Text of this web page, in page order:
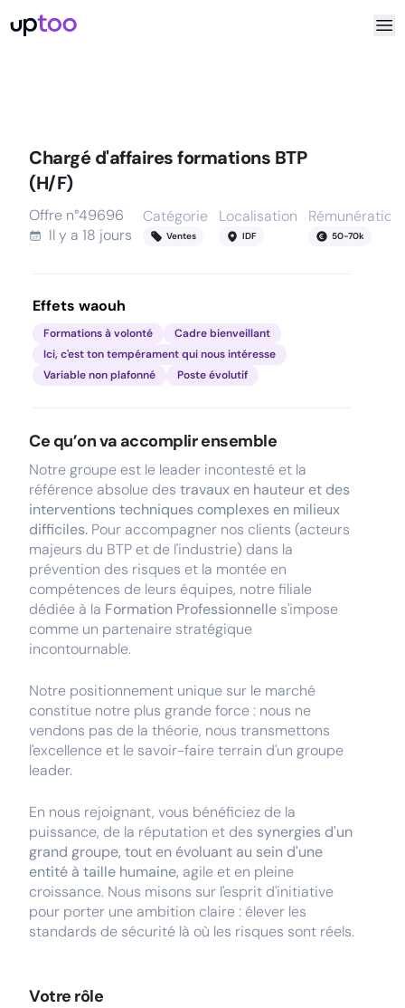
Chargé d'affaires formations BTP
(H/F)
Offre n°49696
Il y a 18 jours
Catégorie
Ventes
Localisation
IDF
Rémunération
50-70k
Effets waouh
Formations à volonté
Cadre bienveillant
Ici, c'est ton tempérament qui nous intéresse
Variable non plafonné
Poste évolutif
Ce qu’on va accomplir ensemble
Notre groupe est le leader incontesté et la
référence absolue des travaux en hauteur et des
interventions techniques complexes en milieux
difficiles. Pour accompagner nos clients (acteurs
majeurs du BTP et de l'industrie) dans la
prévention des risques et la montée en
compétences de leurs équipes, notre filiale
dédiée à la Formation Professionnelle s'impose
comme un partenaire stratégique
incontournable.
Notre positionnement unique sur le marché
constitue notre plus grande force : nous ne
vendons pas de la théorie, nous transmettons
l'excellence et le savoir-faire terrain d'un groupe
leader.
En nous rejoignant, vous bénéficiez de la
puissance, de la réputation et des synergies d'un
grand groupe, tout en évoluant au sein d'une
entité à taille humaine, agile et en pleine
croissance. Nous misons sur l'esprit d'initiative
pour porter une ambition claire : élever les
standards de sécurité là où les risques sont réels.
Votre rôle